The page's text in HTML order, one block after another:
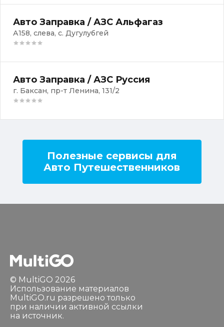
Авто Заправка / АЗС Альфагаз
А158, слева, с. Дугулубгей
Авто Заправка / АЗС Руссия
г. Баксан, пр-т Ленина, 131/2
Полезные сервисы для
Авто Путешественников
© MultiGO 2026
Использование материалов
MultiGO.ru разрешено только
при наличии активной ссылки
на источник.